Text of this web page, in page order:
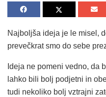
Najboljša ideja je le misel,
prevečkrat smo do sebe
Ideja ne pomeni vedno, da
lahko bili bolj podjetni in
tudi nekoliko bolj vztrajni